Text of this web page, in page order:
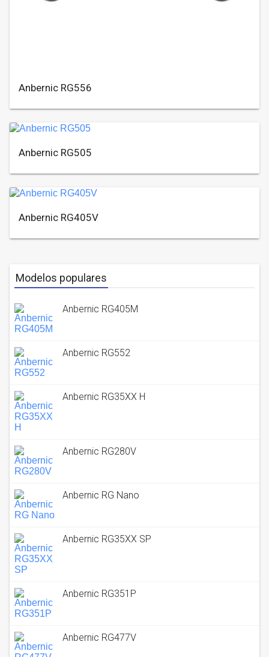
Anbernic RG556
Anbernic RG505
Anbernic RG405V
Modelos populares
Anbernic RG405M
Anbernic RG552
Anbernic RG35XX H
Anbernic RG280V
Anbernic RG Nano
Anbernic RG35XX SP
Anbernic RG351P
Anbernic RG477V